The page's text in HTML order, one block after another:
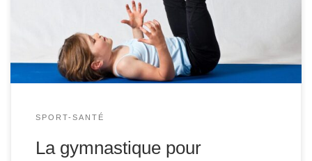
mouvements incroyables que nous considérons comme
impossibles. Mais la gymnastique présente également de
SPORT-SANTÉ
La gymnastique pour